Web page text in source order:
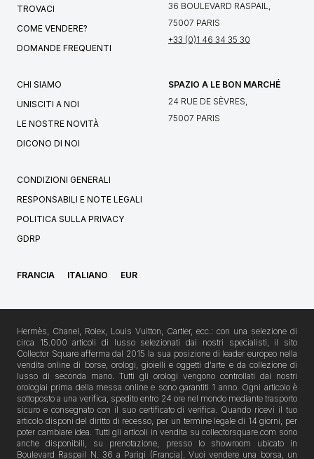
TROVACI
COME VENDERE?
DOMANDE FREQUENTI
36 BOULEVARD RASPAIL,
75007 PARIS
+33 (0)1 46 34 35 30
CHI SIAMO
UNISCITI A NOI
LE NOSTRE NOVITÀ
DICONO DI NOI
SPAZIO A LE BON MARCHÉ
24 RUE DE SÈVRES,
75007 PARIS
CONDIZIONI GENERALI
RESPONSABILI E NOTE LEGALI
POLITICA SULLA PRIVACY
GDRP
FRANCIA ITALIANO EUR
Hermès, Chanel, Rolex, Louis Vuitton, Cartier, ecc.: con una selezione di
circa 15.000 articoli di lusso selezionati dai nostri specialisti, il sito
Collector Square afferma dal 2015 la sua posizione di leader europeo nella
vendita online di borse, orologi, gioielli e oggetti d'arte e da collezione di
lusso di seconda mano. Tutti gli orologi vengono controllati dai nostri
orologiai prima della messa online e sono garantiti 1 anno. Ogni articolo è
sottoposto a una verifica, spedito entro 24 ore nel mondo mediante trasporto
sicuro e consegnato con il suo certificato di verifica. Quando ricevi il tuo
articolo disponi del diritto di recesso, per un termine legale di 14 giorni, per
poter cambiare idea. Tutti gli articoli in vendita su collectorsquare.com sono
anche disponibili, su prenotazione, presso lo showroom ubicato in
Boulevard Raspail N. 36 a Parigi (Francia). Vuoi vendere una borsa, un